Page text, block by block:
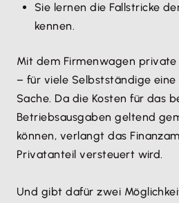
Sie lernen die Fallstricke
kennen.
Mit dem Firmenwagen
– für viele Selbstständige
Sache. Da die Kosten für das
Betriebsausgaben geltend
können, verlangt das
Privatanteil versteuert wird.
Und gibt dafür zwei